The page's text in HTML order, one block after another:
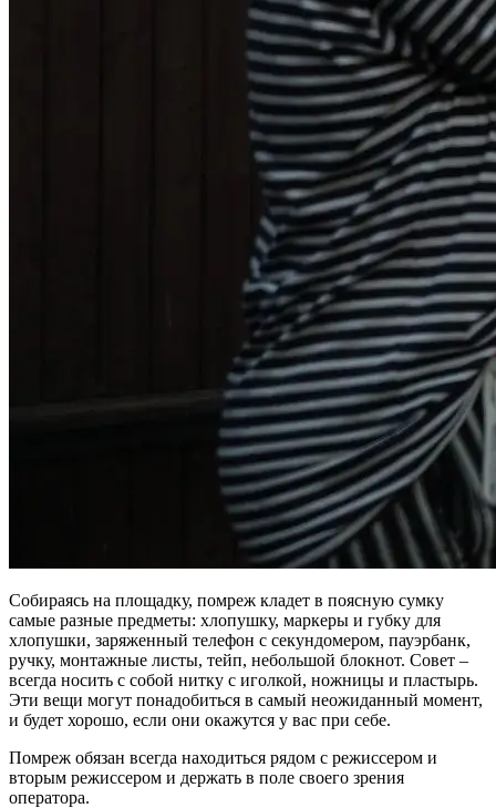
Собираясь на площадку, помреж кладет в поясную сумку
самые разные предметы: хлопушку, маркеры и губку для
хлопушки, заряженный телефон с секундомером, пауэрбанк,
ручку, монтажные листы, тейп, небольшой блокнот. Совет –
всегда носить с собой нитку с иголкой, ножницы и пластырь.
Эти вещи могут понадобиться в самый неожиданный момент,
и будет хорошо, если они окажутся у вас при себе.
Помреж обязан всегда находиться рядом с режиссером и
вторым режиссером и держать в поле своего зрения
оператора.